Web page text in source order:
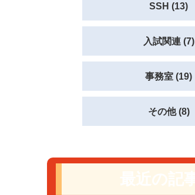
SSH (13)
入試関連 (7)
事務室 (19)
その他 (8)